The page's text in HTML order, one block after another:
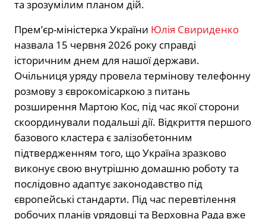
та зрозумілим планом дій.
Прем’єр-міністерка України Юлія Свириденко
назвала 15 червня 2026 року справді
історичним днем для нашої держави.
Очільниця уряду провела термінову телефонну
розмову з єврокомісаркою з питань
розширення Мартою Кос, під час якої сторони
скоординували подальші дії. Відкриття першого
базового кластера є залізобетонним
підтвердженням того, що Україна зразково
виконує свою внутрішню домашню роботу та
послідовно адаптує законодавство під
європейські стандарти. Під час перевтілення
робочих планів урядовці та Верховна Рада вже